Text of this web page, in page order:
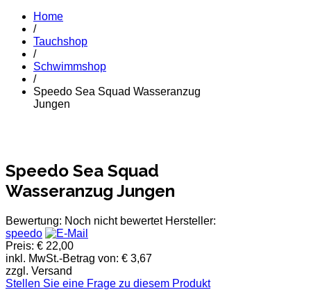
Home
/
Tauchshop
/
Schwimmshop
/
Speedo Sea Squad Wasseranzug
Jungen
Speedo Sea Squad
Wasseranzug Jungen
Bewertung: Noch nicht bewertet Hersteller:
speedo
Preis: € 22,00
inkl. MwSt.-Betrag von: € 3,67
zzgl. Versand
Stellen Sie eine Frage zu diesem Produkt